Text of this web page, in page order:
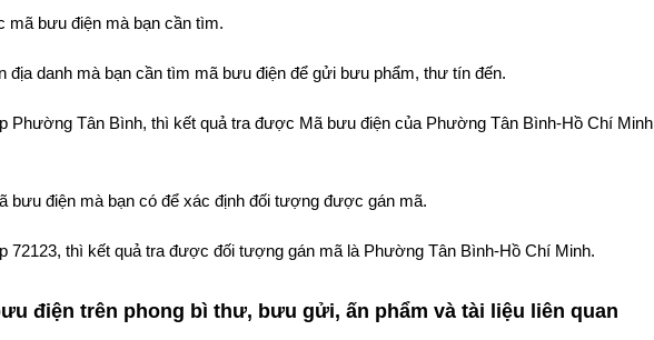
mã bưu điện mà bạn cần tìm.
địa danh mà bạn cần tìm mã bưu điện để gửi bưu phẩm, thư tín đến.
Phường Tân Bình, thì kết quả tra được Mã bưu điện của Phường Tân Bình-Hồ Chí
bưu điện mà bạn có để xác định đối tượng được gán mã.
72123, thì kết quả tra được đối tượng gán mã là Phường Tân Bình-Hồ Chí Minh.
điện trên phong bì thư, bưu gửi, ấn phẩm và tài liệu liên quan